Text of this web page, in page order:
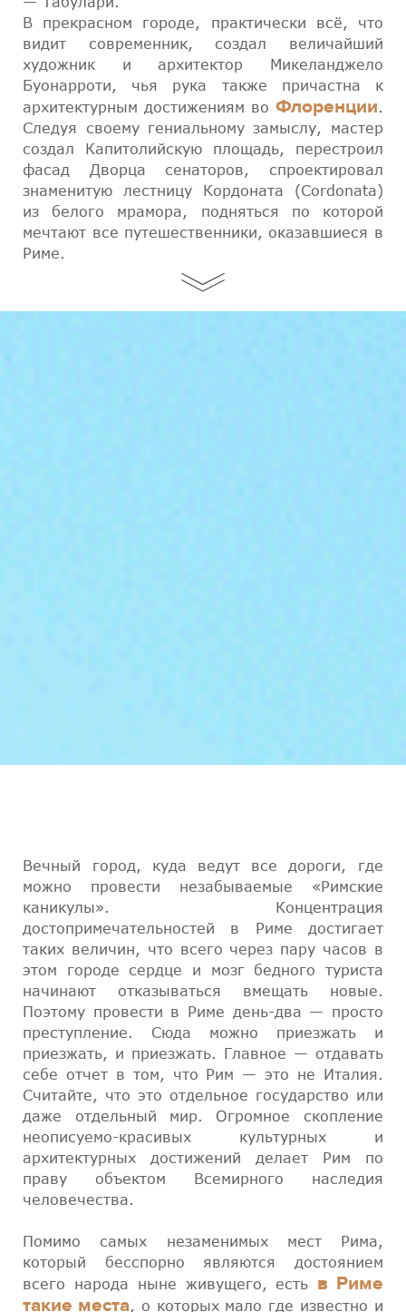
В прекрасном городе, практически всё, что
видит современник, создал величайший
художник и архитектор Микеланджело
Буонарроти, чья рука также причастна к
архитектурным достижениям во Флоренции.
Следуя своему гениальному замыслу, мастер
создал Капитолийскую площадь, перестроил
фасад Дворца сенаторов, спроектировал
знаменитую лестницу Кордоната (Cordonata)
из белого мрамора, подняться по которой
мечтают все путешественники, оказавшиеся в
Риме.
Вечный город, куда ведут все дороги, где
можно провести незабываемые «Римские
каникулы». Концентрация
достопримечательностей в Риме достигает
таких величин, что всего через пару часов в
этом городе сердце и мозг бедного туриста
начинают отказываться вмещать новые.
Поэтому провести в Риме день-два — просто
преступление. Сюда можно приезжать и
приезжать, и приезжать. Главное — отдавать
себе отчет в том, что Рим — это не Италия.
Считайте, что это отдельное государство или
даже отдельный мир. Огромное скопление
неописуемо-красивых культурных и
архитектурных достижений делает Рим по
праву объектом Всемирного наследия
человечества.
Помимо самых незаменимых мест Рима,
который бесспорно являются достоянием
всего народа ныне живущего, есть в Риме
такие места, о которых мало где известно и